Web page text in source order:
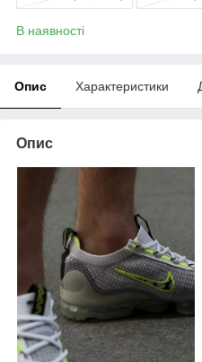
В наявності
Опис Характеристики
Опис